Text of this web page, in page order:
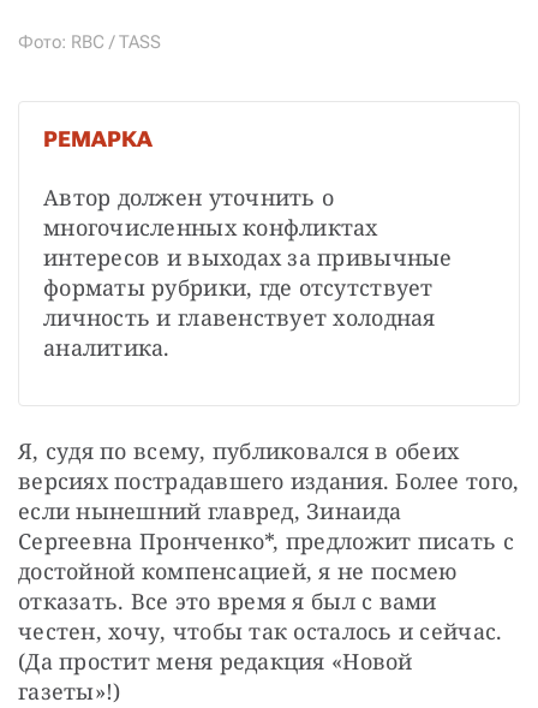
Фото: RBC / TASS
РЕМАРКА
Автор должен уточнить о
многочисленных конфликтах
интересов и выходах за привычные
форматы рубрики, где отсутствует
личность и главенствует холодная
аналитика.
Я, судя по всему, публиковался в обеих
версиях пострадавшего издания. Более того,
если нынешний главред, Зинаида
Сергеевна Пронченко*, предложит писать с
достойной компенсацией, я не посмею
отказать. Все это время я был с вами
честен, хочу, чтобы так осталось и сейчас.
(Да простит меня редакция «Новой
газеты»!)